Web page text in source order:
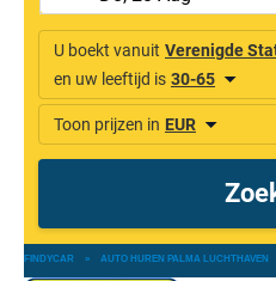
FINDYCAR » AUTO HUREN PALMA LUCHTHAVEN